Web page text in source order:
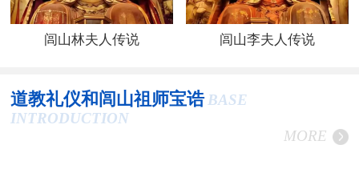
闾山林夫人传说 闾山李夫人传说
道教礼仪和闾山祖师宝诰 BASE
INTRODUCTION
MORE